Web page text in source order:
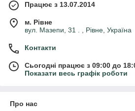
Приталені, відмінно підходить
Виріз човником з суміші бавовни
горловини закріплена одним рядком
Виріз оброблений тасьмою по
Працює з 13.07.2014
м. Рівне
вул. Мазепи, 31 . , Рівне, Україна
Контакти
Сьогодні працює з 09:00 до
Показати весь графік роботи
Про нас